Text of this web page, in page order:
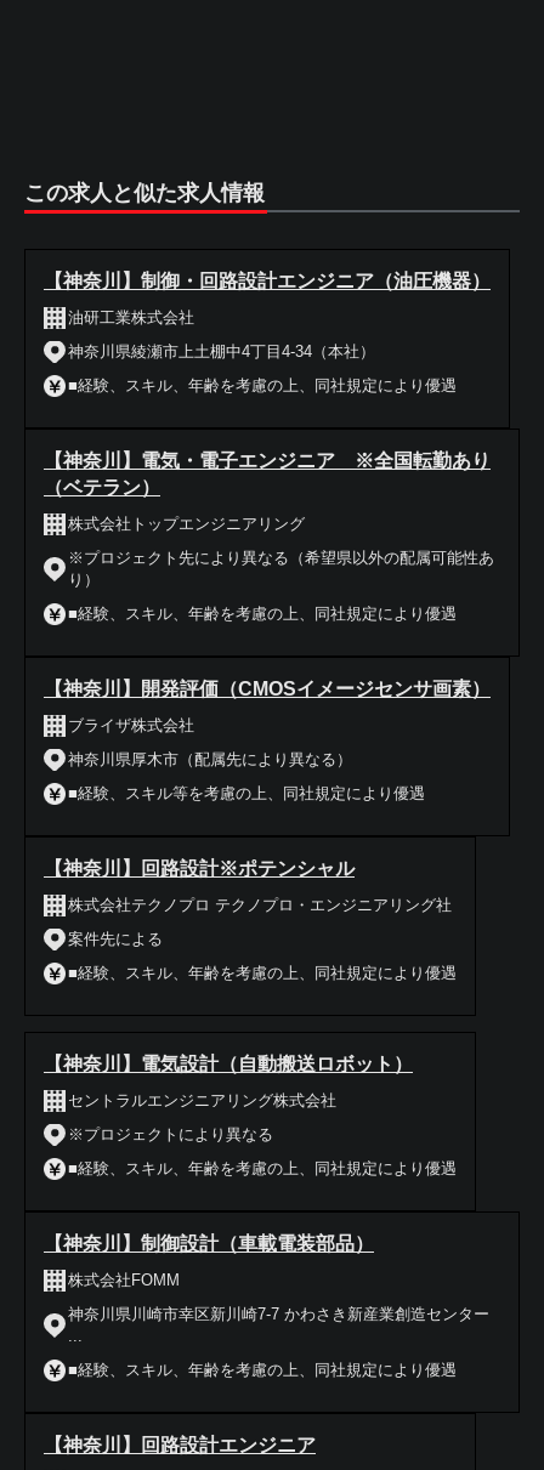
この求人と似た求人情報
【神奈川】制御・回路設計エンジニア（油圧機器）
油研工業株式会社
神奈川県綾瀬市上土棚中4丁目4-34（本社）
■経験、スキル、年齢を考慮の上、同社規定により優遇
【神奈川】電気・電子エンジニア ※全国転勤あり
（ベテラン）
株式会社トップエンジニアリング
※プロジェクト先により異なる（希望県以外の配属可能性あ
り）
■経験、スキル、年齢を考慮の上、同社規定により優遇
【神奈川】開発評価（CMOSイメージセンサ画素）
ブライザ株式会社
神奈川県厚木市（配属先により異なる）
■経験、スキル等を考慮の上、同社規定により優遇
【神奈川】回路設計※ポテンシャル
株式会社テクノプロ テクノプロ・エンジニアリング社
案件先による
■経験、スキル、年齢を考慮の上、同社規定により優遇
【神奈川】電気設計（自動搬送ロボット）
セントラルエンジニアリング株式会社
※プロジェクトにより異なる
■経験、スキル、年齢を考慮の上、同社規定により優遇
【神奈川】制御設計（車載電装部品）
株式会社FOMM
神奈川県川崎市幸区新川崎7-7 かわさき新産業創造センター
■経験、スキル、年齢を考慮の上、同社規定により優遇
【神奈川】回路設計エンジニア